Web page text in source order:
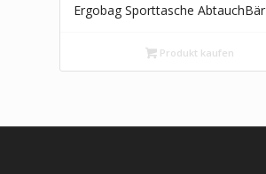
Ergobag Sporttasche AbtauchBär
Produkt kaufen